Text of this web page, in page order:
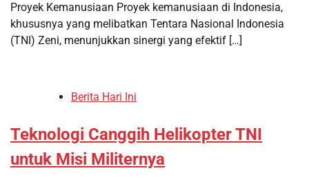
Proyek Kemanusiaan Proyek kemanusiaan di Indonesia,
khususnya yang melibatkan Tentara Nasional Indonesia
(TNI) Zeni, menunjukkan sinergi yang efektif […]
Berita Hari Ini
Teknologi Canggih Helikopter TNI
untuk Misi Militernya